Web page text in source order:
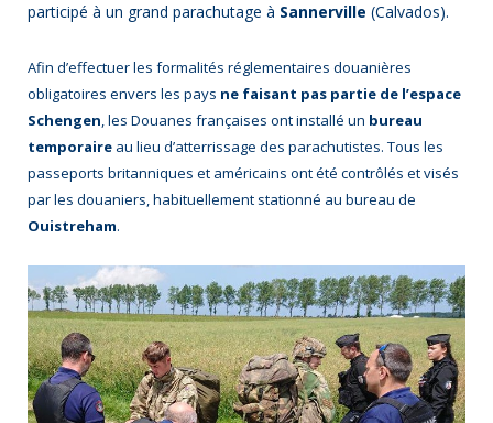
participé à un grand parachutage à Sannerville (Calvados).
Afin d’effectuer les formalités réglementaires douanières
obligatoires envers les pays ne faisant pas partie de l’espace
Schengen, les Douanes françaises ont installé un bureau
temporaire au lieu d’atterrissage des parachutistes. Tous les
passeports britanniques et américains ont été contrôlés et visés
par les douaniers, habituellement stationné au bureau de
Ouistreham.